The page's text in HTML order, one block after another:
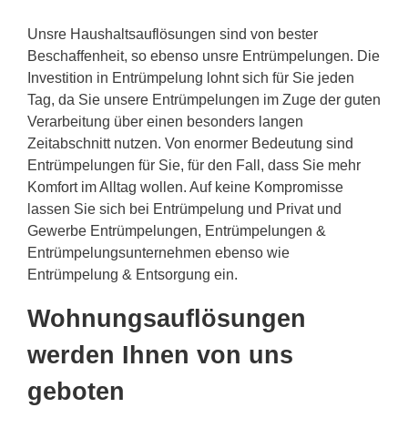
Unsre Haushaltsauflösungen sind von bester
Beschaffenheit, so ebenso unsre Entrümpelungen. Die
Investition in Entrümpelung lohnt sich für Sie jeden
Tag, da Sie unsere Entrümpelungen im Zuge der guten
Verarbeitung über einen besonders langen
Zeitabschnitt nutzen. Von enormer Bedeutung sind
Entrümpelungen für Sie, für den Fall, dass Sie mehr
Komfort im Alltag wollen. Auf keine Kompromisse
lassen Sie sich bei Entrümpelung und Privat und
Gewerbe Entrümpelungen, Entrümpelungen &
Entrümpelungsunternehmen ebenso wie
Entrümpelung & Entsorgung ein.
Wohnungsauflösungen
werden Ihnen von uns
geboten